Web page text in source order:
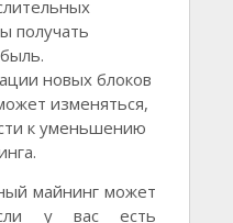
получать
новых блоков
изменяться,
к уменьшению
майнинг может
у вас есть